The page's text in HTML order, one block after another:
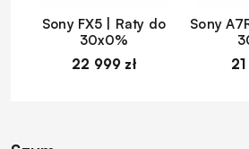
Sony FX5 | Raty do
30x0%
22 999 zł
Sony